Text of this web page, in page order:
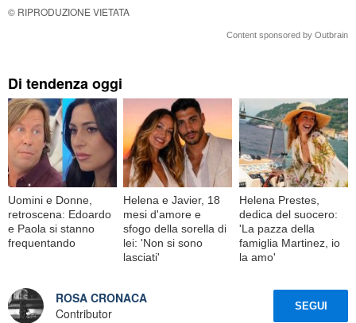
© RIPRODUZIONE VIETATA
Content sponsored by Outbrain
Di tendenza oggi
Uomini e Donne,
retroscena: Edoardo
e Paola si stanno
frequentando
Helena e Javier, 18
mesi d'amore e
sfogo della sorella di
lei: 'Non si sono
lasciati'
Helena Prestes,
dedica del suocero:
'La pazza della
famiglia Martinez, io
la amo'
ROSA CRONACA
Contributor
SEGUI